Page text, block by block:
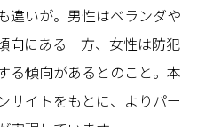
違いが。男性はベランダや
向にある一方、女性は防犯
る傾向があるとのこと。本
サイトをもとに、よりパー